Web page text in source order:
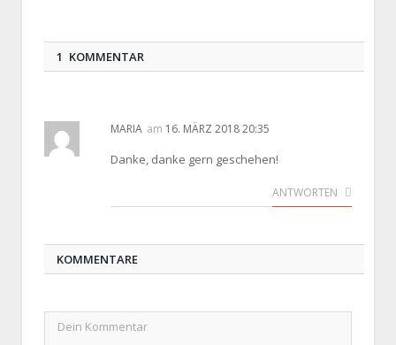
1 KOMMENTAR
MARIA am 16. MÄRZ 2018 20:35
Danke, danke gern geschehen!
ANTWORTEN
KOMMENTARE